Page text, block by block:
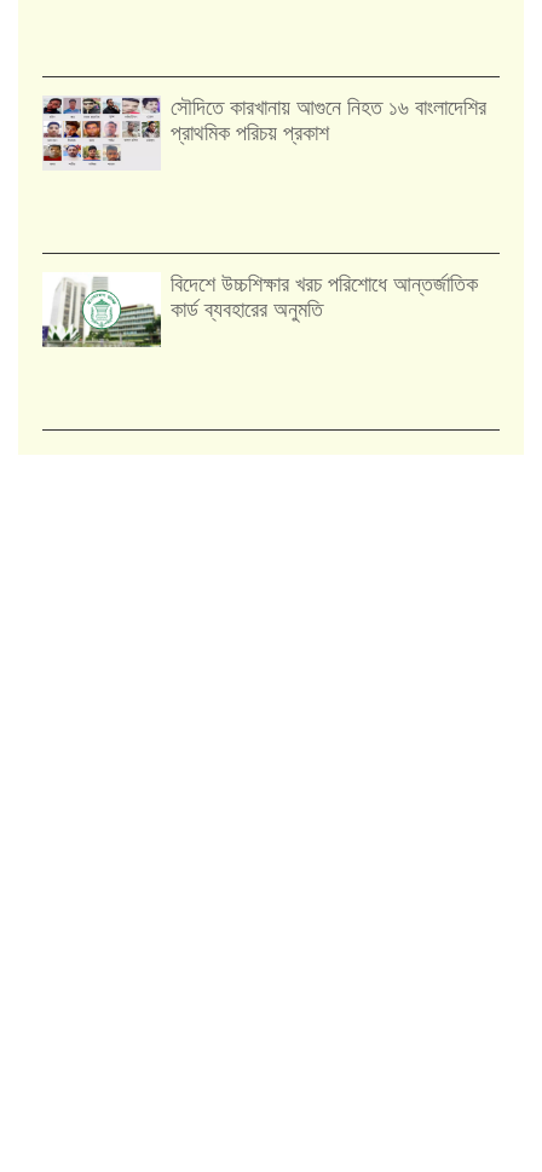
সৌদিতে কারখানায় আগুনে নিহত ১৬ বাংলাদেশির
প্রাথমিক পরিচয় প্রকাশ
বিদেশে উচ্চশিক্ষার খরচ পরিশোধে আন্তর্জাতিক
কার্ড ব্যবহারের অনুমতি